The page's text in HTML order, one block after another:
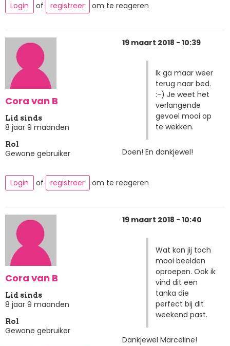
Login of registreer om te reageren
Cora van B
Lid sinds
8 jaar 9 maanden
Rol
Gewone gebruiker
19 maart 2018 - 10:39
Ik ga maar weer
terug naar bed.
:-) Je weet het
verlangende
gevoel mooi op
te wekken.
Doen! En dankjewel!
Login of registreer om te reageren
Cora van B
Lid sinds
8 jaar 9 maanden
Rol
Gewone gebruiker
19 maart 2018 - 10:40
Wat kan jij toch
mooi beelden
oproepen. Ook ik
vind dit een
tanka die
perfect bij dit
weekend past.
Dankjewel Marceline!